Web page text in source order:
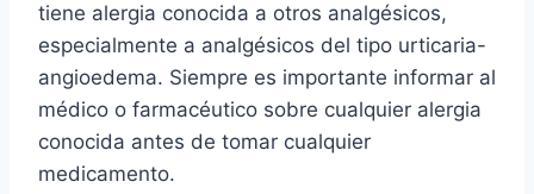
tiene alergia conocida a otros analgésicos,
especialmente a analgésicos del tipo urticaria-
angioedema. Siempre es importante informar al
médico o farmacéutico sobre cualquier alergia
conocida antes de tomar cualquier
medicamento.